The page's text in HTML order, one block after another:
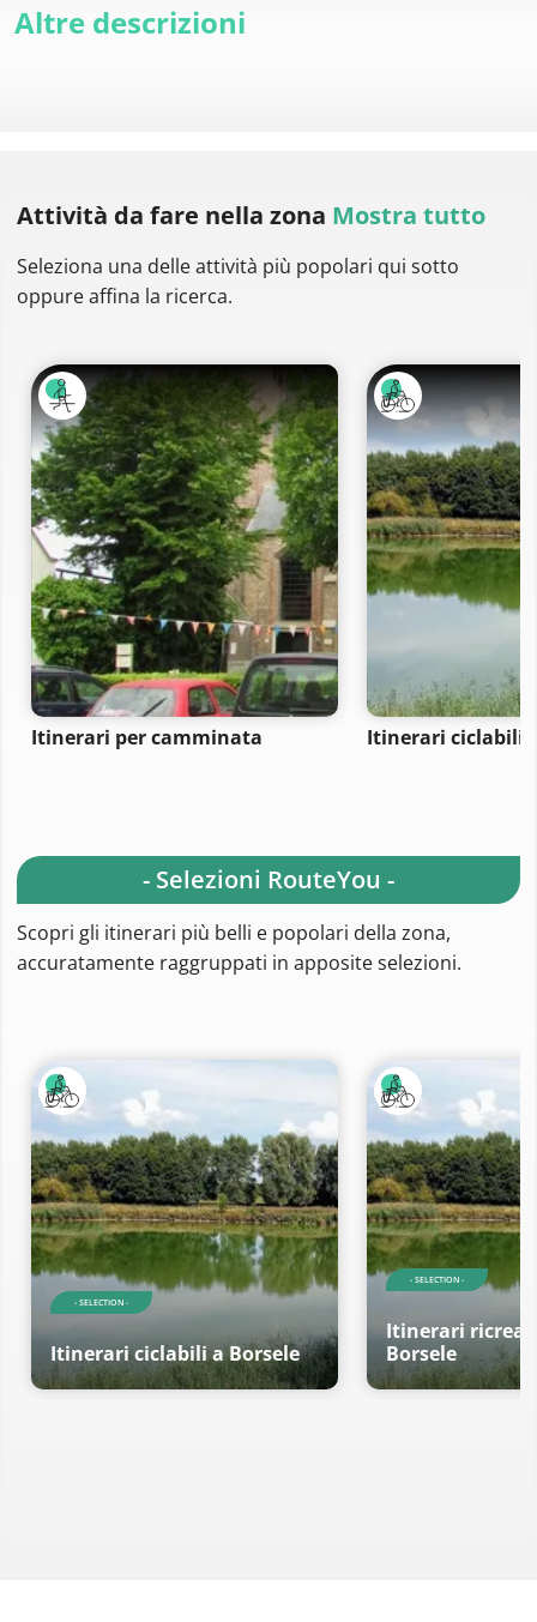
Altre descrizioni
Attività da fare nella zona Mostra tutto
Seleziona una delle attività più popolari qui sotto
oppure affina la ricerca.
Itinerari per camminata Itinerari ciclabili
- Selezioni RouteYou -
Scopri gli itinerari più belli e popolari della zona,
accuratamente raggruppati in apposite selezioni.
- SELECTION -
Itinerari ciclabili a Borsele
- SELECTION -
Itinerari
Borsele